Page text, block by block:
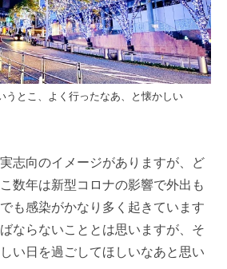
とこ、よく行ったなあ、と懐かしい
志向のイメージがありますが、ど
数年は新型コロナの影響で外出も
も感染がかなり多く起きています
ならないこととは思いますが、そ
い日を過ごしてほしいなあと思い